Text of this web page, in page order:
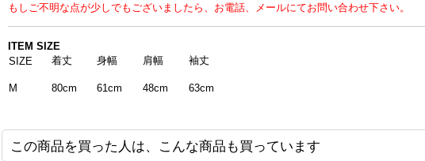
もしご不明な点が少しでもございましたら、お電話、メールにてお問い合わせ下さい。
ITEM SIZE
SIZE
着丈 身幅 肩幅 袖丈
M 80cm 61cm 48cm 63cm
この商品を買った人は、こんな商品も買っています